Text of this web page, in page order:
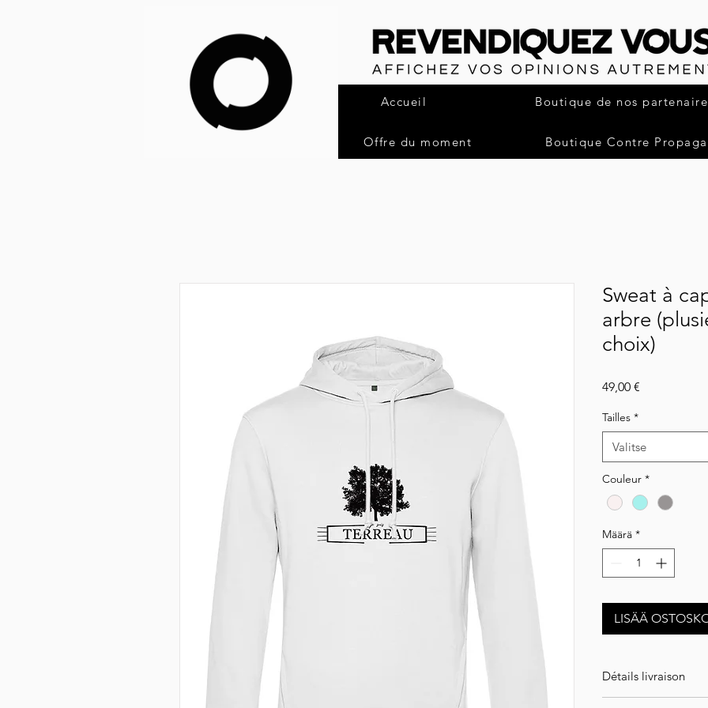
Accueil Boutique de nos
Offre du moment Boutique Contre
Sweat à
arbre
choix)
49,00 €
Tailles *
Valitse
Couleur *
Määrä *
LISÄÄ
Détails livraison